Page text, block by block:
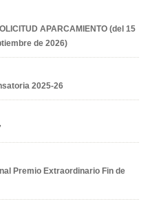
APARCAMIENTO (del 15
de 2026)
2025-26
Premio Extraordinario Fin de